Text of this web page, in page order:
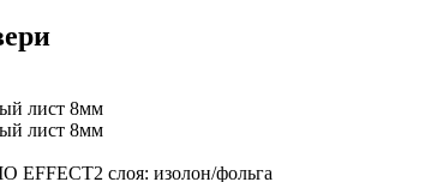
лист 8мм
лист 8мм
EFFECT2 слоя: изолон/фольга